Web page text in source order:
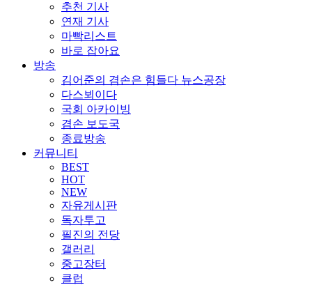
추천 기사
연재 기사
마빡리스트
바로 잡아요
방송
김어준의 겸손은 힘들다 뉴스공장
다스뵈이다
국회 아카이빙
겸손 보도국
종료방송
커뮤니티
BEST
HOT
NEW
자유게시판
독자투고
필진의 전당
갤러리
중고장터
클럽